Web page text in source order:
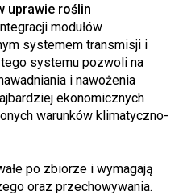
uprawie roślin
modułów
systemem transmisji i
systemu pozwoli na
i nawożenia
ekonomicznych
warunków klimatyczno-
po zbiorze i wymagają
oraz przechowywania.